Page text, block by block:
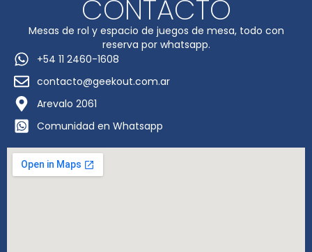
CONTACTO
Mesas de rol y espacio de juegos de mesa, todo con
reserva por whatsapp.
+54 11 2460-1608
contacto@geekout.com.ar
Arevalo 2061
Comunidad en Whatsapp